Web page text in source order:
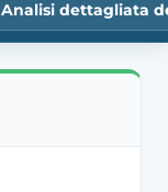
Analisi dettagliata